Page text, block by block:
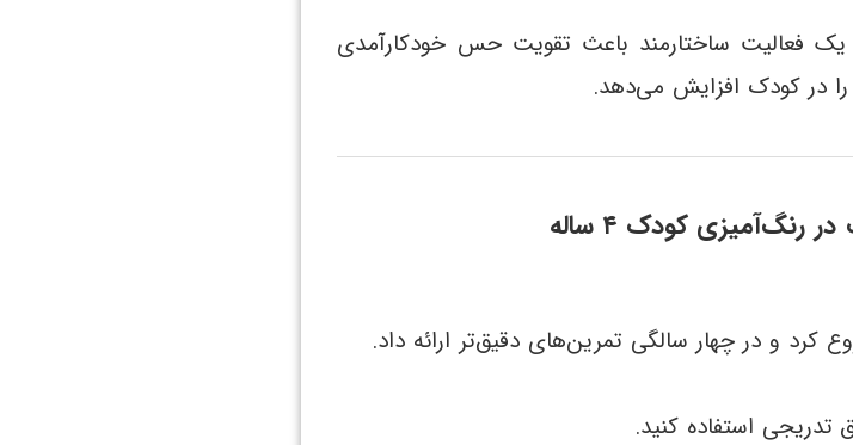
یک فعالیت ساختارمند باعث تقویت حس خودکارآمدی
در کودک افزایش می‌دهد.
رنگ‌آمیزی کودک ۴ ساله
و در چهار سالگی تمرین‌های دقیق‌تر ارائه داد.
استفاده کنید.